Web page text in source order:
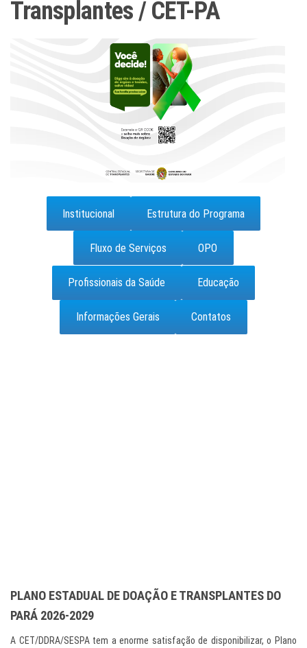
Transplantes / CET-PA
Institucional Estrutura do Programa
Fluxo de Serviços OPO
Profissionais da Saúde Educação
Informações Gerais Contatos
PLANO ESTADUAL DE DOAÇÃO E TRANSPLANTES DO
PARÁ 2026-2029
A CET/DDRA/SESPA tem a enorme satisfação de disponibilizar, o Plano